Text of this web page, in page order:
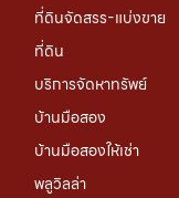
ที่ดินจัดสรร-แบ่งขาย
ที่ดิน
บริการจัดหาทรัพย์
บ้านมือสอง
บ้านมือสองให้เช่า
พลูวิลล่า